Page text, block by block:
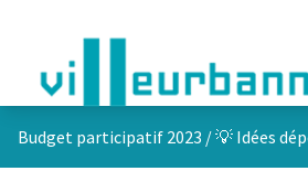
Budget participatif 2023 /💡 Idées